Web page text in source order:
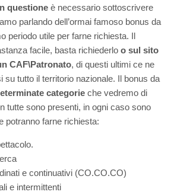
questione è necessario sottoscrivere
parlando dell’ormai famoso bonus da
periodo utile per farne richiesta. Il
facile, basta richiederlo o sul sito
CAF\Patronato, di questi ultimi ce ne
su tutto il territorio nazionale. Il bonus da
categorie che vedremo di
tutte sono presenti, in ogni caso sono
potranno farne richiesta:
e continuativi (CO.CO.CO)
e intermittenti